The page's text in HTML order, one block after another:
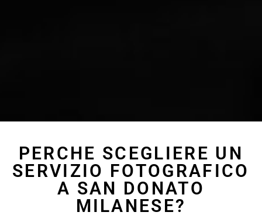
PERCHE SCEGLIERE UN
SERVIZIO FOTOGRAFICO
A SAN DONATO
MILANESE?